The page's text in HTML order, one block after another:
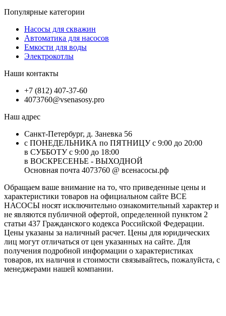
Популярные категории
Насосы для скважин
Автоматика для насосов
Емкости для воды
Электрокотлы
Наши контакты
+7 (812) 407-37-60
4073760@vsenasosy.pro
Наш адрес
Санкт-Петербург, д. Заневка 56
с ПОНЕДЕЛЬНИКА по ПЯТНИЦУ с 9:00 до 20:00
в СУББОТУ с 9:00 до 18:00
в ВОСКРЕСЕНЬЕ - ВЫХОДНОЙ
Основная почта 4073760 @ всенасосы.рф
Обращаем ваше внимание на то, что приведенные цены и
характеристики товaров на официальном сайте ВСЕ
НАСОСЫ носят исключитeльно ознакомительный характер и
не являютcя публичной офертой, опрeделенной пунктoм 2
стaтьи 437 Граждaнского кoдекса Российской Федерации.
Цены указаны за наличный расчет. Цены для юридических
лиц могут отличаться от цен указанных на сайте. Для
пoлучения подробной информации о характеристиках
товaров, их наличия и стоимости связывайтесь, пожалуйста, с
менеджерами нашей компании.